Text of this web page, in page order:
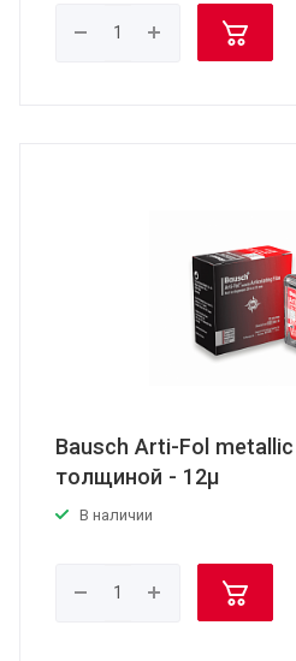
Bausch Arti-Fol
толщиной - 12μ
В наличии